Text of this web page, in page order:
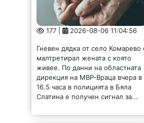
живее. По данни на областната
дирекция на МВР-Враца вчера в
16.5 часа в полицията в Бяла
Фирма търси
Технически
ръководител
асфалтополагане